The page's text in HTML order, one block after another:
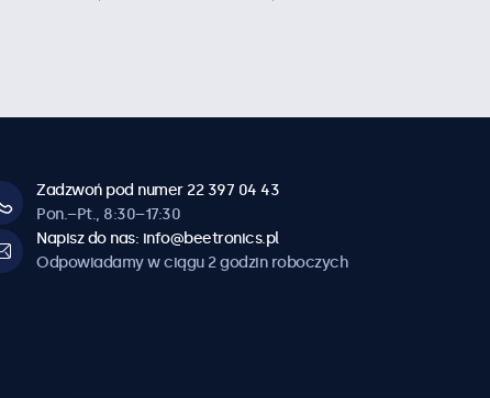
Zadzwoń pod numer 22 397 04 43
Pon.–Pt., 8:30–17:30
Napisz do nas: info@beetronics.pl
Odpowiadamy w ciągu 2 godzin roboczych